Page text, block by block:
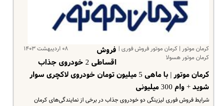
کرمان موتور | کرمان موتور فروش فوری |
کرمان موتور هسولا
۰۸ اردیبهشت ۱۴۰۳
فروش
اقساطی 2 خودروی جذاب
کرمان موتور | با ماهی 5 میلیون تومان خودروی لاکچری سوار
شوید + وام 300 میلیونی
شرایط فروش فوری لیزینگی دو خودروی جذاب در برخی از نمایندگی‌های کرمان